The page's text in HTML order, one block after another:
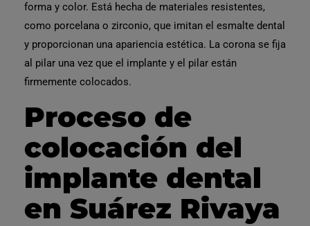
forma y color. Está hecha de materiales resistentes,
como porcelana o zirconio, que imitan el esmalte dental
y proporcionan una apariencia estética. La corona se fija
al pilar una vez que el implante y el pilar están
firmemente colocados.
Proceso de
colocación del
implante dental
en Suárez Rivaya